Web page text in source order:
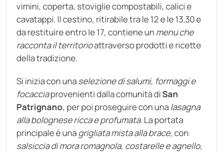
vimini, coperta, stoviglie compostabili, calici e
cavatappi. Il cestino, ritirabile tra le 12 e le 13.30 e
da restituire entro le 17, contiene un menu che
racconta il territorioattraverso prodotti e ricette
della tradizione.
Si inizia con unaselezione di salumi, formaggi e
focacciaprovenienti dalla comunità diSan
Patrignano, per poi proseguire con unalasagna
alla bolognese ricca e profumata. La portata
principale è unagrigliata mista alla brace, con
salsiccia di mora romagnola, costarelle e agnello,